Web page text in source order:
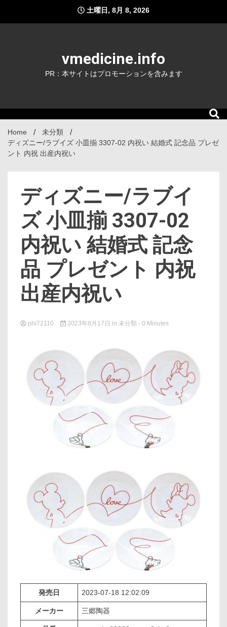
content
土曜日, 8月 8, 2026
vmedicine.info
PR：本サイトはプロモーションを含みます
Home
未分類
ディズニー/ラブイズ 小皿揃 3307-02 内祝い 結婚式 記念品 プレゼ
ント 内祝 出産内祝い
ディズニー/ラブイ
ズ 小皿揃 3307-02
内祝い 結婚式 記念
品 プレゼント 内祝
出産内祝い
phi72110 2023年8月17日 in 未分類 - 0 Minutes
発売日 2023-07-18 12:02:09
メーカー 三郷陶器